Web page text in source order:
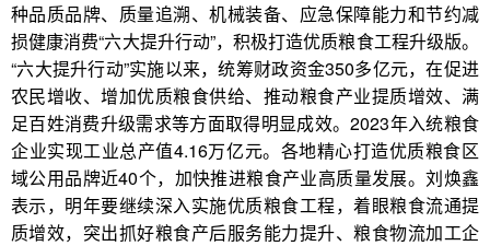
种品质品牌、质量追溯、机械装备、应急保障能力和节约减
损健康消费“六大提升行动”，积极打造优质粮食工程升级版。
“六大提升行动”实施以来，统筹财政资金350多亿元，在促进
农民增收、增加优质粮食供给、推动粮食产业提质增效、满
足百姓消费升级需求等方面取得明显成效。2023年入统粮食
企业实现工业总产值4.16万亿元。各地精心打造优质粮食区
域公用品牌近40个，加快推进粮食产业高质量发展。刘焕鑫
表示，明年要继续深入实施优质粮食工程，着眼粮食流通提
质增效，突出抓好粮食产后服务能力提升、粮食物流加工企